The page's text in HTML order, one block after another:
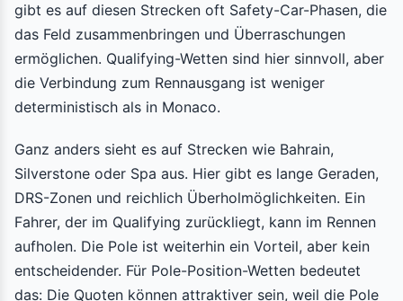
gibt es auf diesen Strecken oft Safety-Car-Phasen, die
das Feld zusammenbringen und Überraschungen
ermöglichen. Qualifying-Wetten sind hier sinnvoll, aber
die Verbindung zum Rennausgang ist weniger
deterministisch als in Monaco.
Ganz anders sieht es auf Strecken wie Bahrain,
Silverstone oder Spa aus. Hier gibt es lange Geraden,
DRS-Zonen und reichlich Überholmöglichkeiten. Ein
Fahrer, der im Qualifying zurückliegt, kann im Rennen
aufholen. Die Pole ist weiterhin ein Vorteil, aber kein
entscheidender. Für Pole-Position-Wetten bedeutet
das: Die Quoten können attraktiver sein, weil die Pole